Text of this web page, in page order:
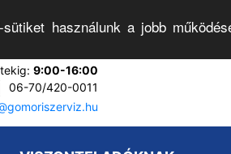
használunk a jobb
9:00-16:00
06-70/420-0011